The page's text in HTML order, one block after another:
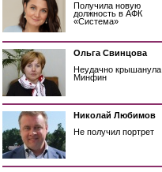
Получила новую
должность в АФК
«Система»
Ольга Свинцова
Неудачно крышанула
Минфин
Николай Любимов
Не получил портрет